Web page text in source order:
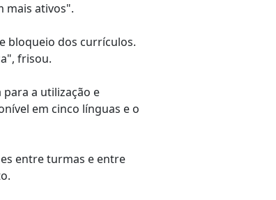
mais ativos".
bloqueio dos currículos.
frisou.
a utilização e
em cinco línguas e o
entre turmas e entre